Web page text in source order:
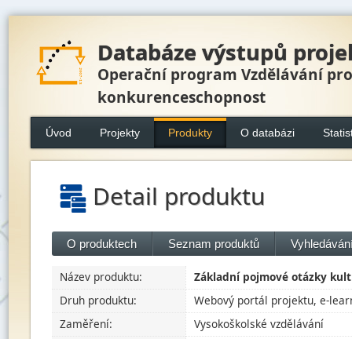
Databáze výstupů
Operační program Vzdělávání pro
konkurenceschopnost
Úvod Projekty Produkty O databázi
Detail produktu
O produktech Seznam produktů
Název produktu:
Základní pojmové otázky
Druh produktu:
Webový portál projektu, e-
Zaměření:
Vysokoškolské vzdělávání